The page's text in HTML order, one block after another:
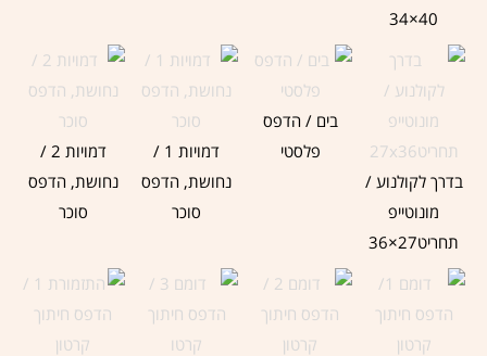
40×34
בדרך לקולנוע /
מונוטייפ
תחריט27×36
בים / הדפס
פלסטי
דמויות 1 /
נחושת, הדפס
סוכר
דמויות 2 /
נחושת, הדפס
סוכר